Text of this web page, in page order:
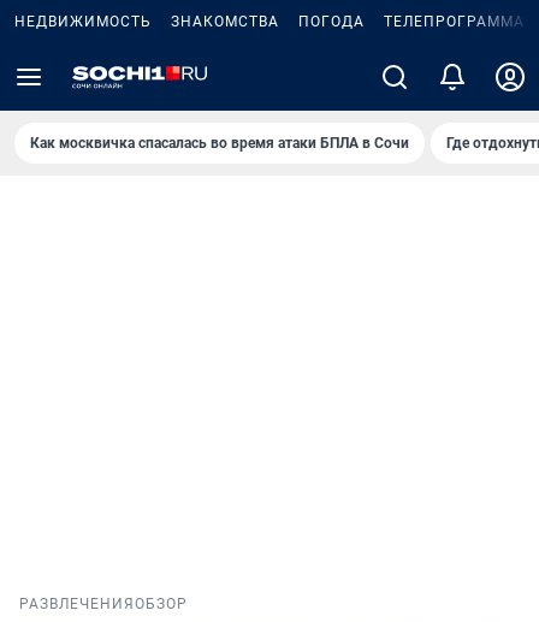
НЕДВИЖИМОСТЬ ЗНАКОМСТВА ПОГОДА ТЕЛЕПРОГРАММА
Как москвичка спасалась во время атаки БПЛА в Сочи Где
РАЗВЛЕЧЕНИЯ ОБЗОР